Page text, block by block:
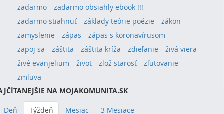
zadarmo
zadarmo obsiahly ebook !!!
zadarmo stiahnuť
základy teórie poézie
zákon
zamyslenie
zápas
zápas s koronavírusom
zapoj sa
záštita záštita kríža zdieľanie
živá viera
živé evanjelium
život zlož starosť
zľutovanie
zmluva
NA MOJAKOMUNITA.SK
Deň Týždeň Mesiac 3 Mesiace